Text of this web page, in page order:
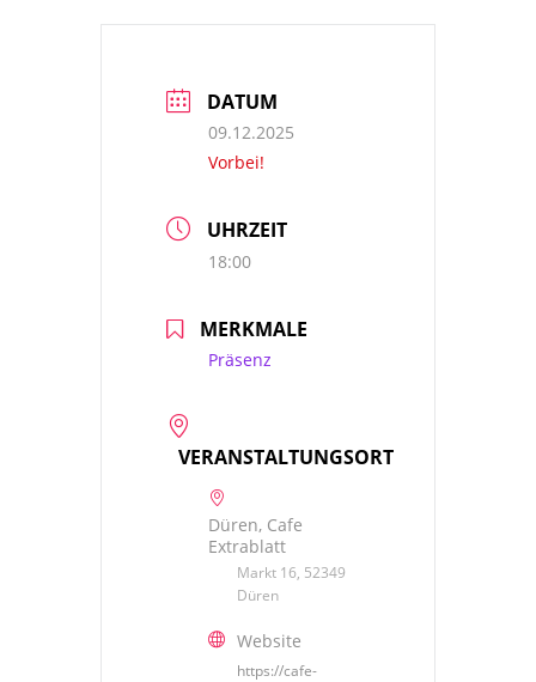
DATUM
09.12.2025
Vorbei!
UHRZEIT
18:00
MERKMALE
Präsenz
VERANSTALTUNGSORT
Düren, Cafe
Extrablatt
Markt 16, 52349
Düren
Website
https://cafe-